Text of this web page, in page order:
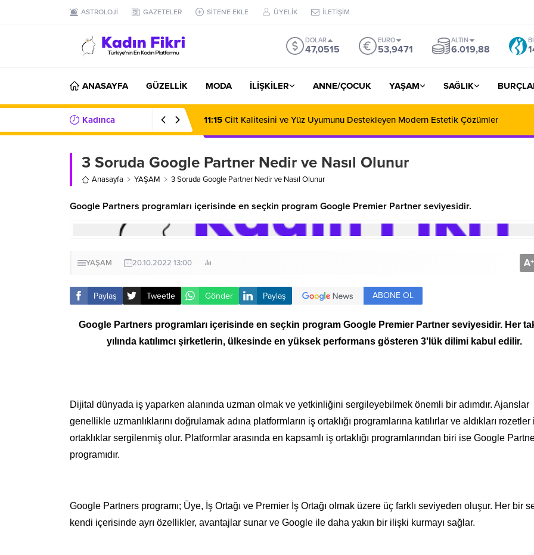
ASTROLOJİ GAZETELER SİTENE EKLE ÜYELİK İLETİŞİM
DOLAR
47,0515
EURO
53,9471
ALTIN
6.019,88
ANASAYFA GÜZELLİK MODA İLİŞKİLER ANNE/ÇOCUK YAŞAM SAĞLIK
Kadınca 11:15 Cilt Kalitesini ve Yüz Uyumunu Destekleyen Modern Estetik Çözümler
3 Soruda Google Partner Nedir ve Nasıl Olunur
Anasayfa YAŞAM 3 Soruda Google Partner Nedir ve Nasıl Olunur
Google Partners programları içerisinde en seçkin program Google Premier Partner seviyesidir.
YAŞAM 20.10.2022 13:00 A+
Paylaş Tweetle Gönder Paylaş ABONE OL
Google Partners programları içerisinde en seçkin program Google Premier Partner seviyesidir. Her
yılında katılımcı şirketlerin, ülkesinde en yüksek performans gösteren 3'lük dilimi kabul edilir.
Dijital dünyada iş yaparken alanında uzman olmak ve yetkinliğini sergileyebilmek önemli bir adımdır. Ajanslar
genellikle uzmanlıklarını doğrulamak adına platformların iş ortaklığı programlarına katılırlar ve aldıkları rozetler
ortaklıklar sergilenmiş olur. Platformlar arasında en kapsamlı iş ortaklığı programlarından biri ise Google
programıdır.
Google Partners programı; Üye, İş Ortağı ve Premier İş Ortağı olmak üzere üç farklı seviyeden oluşur. Her bir
kendi içerisinde ayrı özellikler, avantajlar sunar ve Google ile daha yakın bir ilişki kurmayı sağlar.